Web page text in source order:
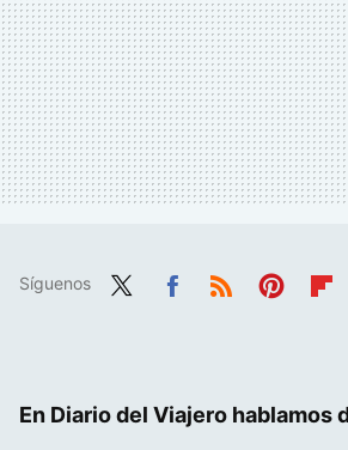
Síguenos
En Diario del Viajero hablamos